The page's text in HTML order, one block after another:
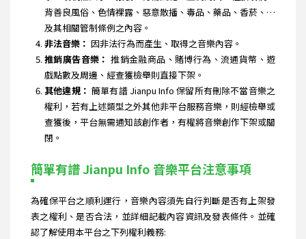
背善良風俗、色情裸露、惡意散播、毒品、藥品、香菸、…
及其相關管制條例之內容。
非法音樂： 因非法行為而產生、取得之音樂內容。
推銷廣告音樂： 推銷金融商品、賭博行為、流通貨幣、遊
戲點數及周邊、經查獲檢舉則直接下架。
其他違規： 簡單有譜 Jianpu Info 保留所有刪除不當音樂之
權利，若有上述類型之外其他非平台服務音樂，則經檢舉或
查獲後，平台無需通知該創作者，有權將音樂創作下架或關
閉。
簡單有譜 Jianpu Info 音樂平台注意事項
為確保平台之順利運行，音樂內容須先自行判斷是否有上架發
表之權利、是否合法，並詳細記載內容資訊及發表條件。並確
認了解使用本平台之下列權利義務: